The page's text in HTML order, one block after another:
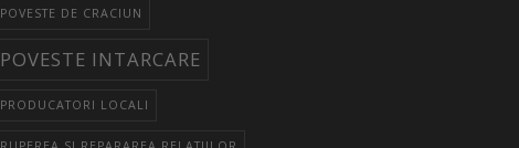
POVESTE DE CRACIUN
POVESTE INTARCARE
PRODUCATORI LOCALI